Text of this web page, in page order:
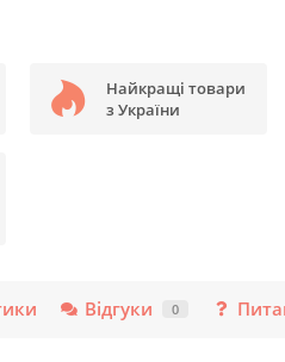
Найкращі товари
з України
Відгуки 0